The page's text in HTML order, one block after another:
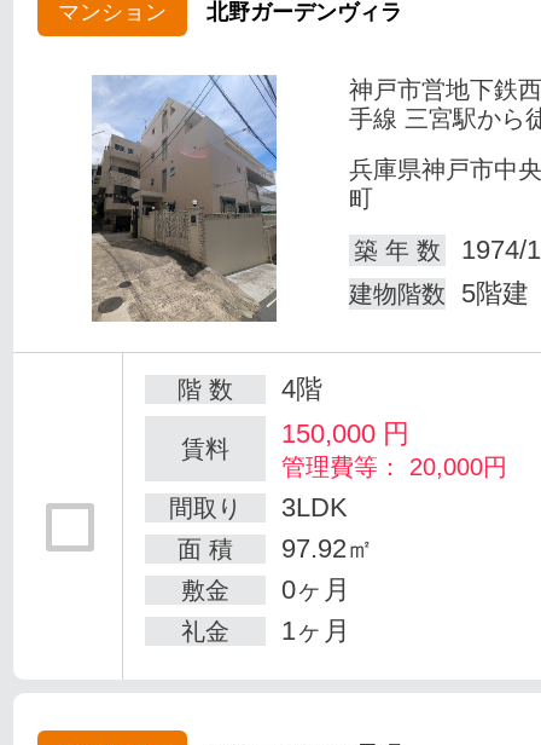
マンション 北野ガーデンヴィラ
神戸市営地下鉄
手線 三宮駅から
兵庫県神戸市中
町
築 年 数
1974/
建物階数 5階建
階 数 4階
賃料 150,000 円
管理費等： 20,000円
間取り
3LDK
面 積 97.92㎡
敷金 0ヶ月
礼金 1ヶ月